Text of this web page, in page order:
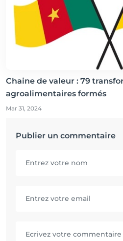
Chaine de valeur : 79
agroalimentaires formés
Mar 31, 2024
Publier un commentaire